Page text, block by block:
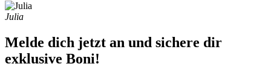
Julia
Melde dich jetzt an und sichere dir
exklusive Boni!